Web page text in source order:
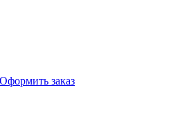
Оформить заказ